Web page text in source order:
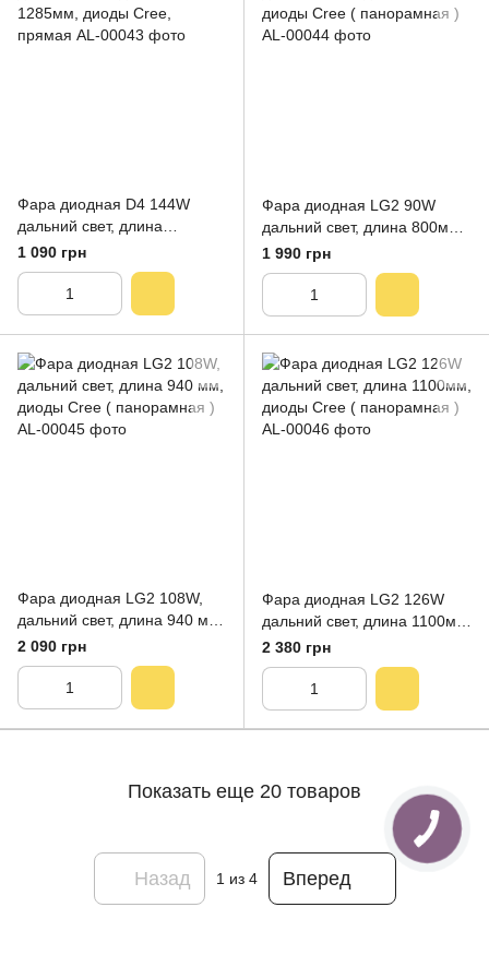
Фара диодная D4 144W
дальний свет, длина
1285мм, диоды Cree,
прямая
1 090 грн
Фара диодная LG2 90W
дальний свет, длина 800мм,
диоды Cree ( панорамная )
1 990 грн
Фара диодная LG2 108W,
дальний свет, длина 940 мм,
диоды Cree ( панорамная )
2 090 грн
Фара диодная LG2 126W
дальний свет, длина 1100мм,
диоды Cree ( панорамная )
2 380 грн
Показать еще 20 товаров
Назад 1 из 4 Вперед